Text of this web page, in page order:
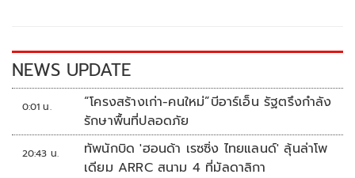
NEWS UPDATE
0:01 น.
“โครงสร้างเก่า-คนใหม่”บีอาร์เอ็น รัฐตรึงกำลัง
รักษาพื้นที่ปลอดภัย
20:43 น.
ทัพนักบิด 'ฮอนด้า เรซซิ่ง ไทยแลนด์' ลุ้นล่าโพ
เดียม ARRC สนาม 4 ที่มัลดาลิกา